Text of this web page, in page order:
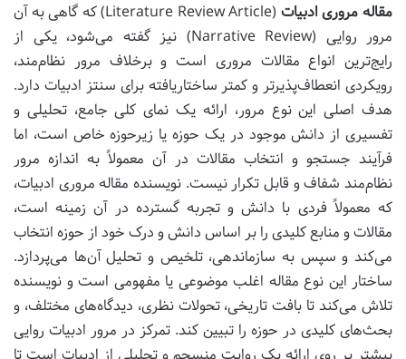
مقاله مروری ادبیات
(Literature Review Article) که گاهی به آن
مرور روایی (Narrative Review) نیز گفته می‌شود، یکی از
رایج‌ترین انواع مقالات مروری است و برخلاف مرور نظام‌مند،
رویکردی انعطاف‌پذیرتر و کمتر ساختاریافته برای سنتز ادبیات دارد.
هدف اصلی این نوع مرور، ارائه یک نمای کلی جامع، تحلیلی و
تفسیری از دانش موجود در یک حوزه یا زیرحوزه خاص است، اما
فرآیند جستجو و انتخاب مقالات در آن معمولاً به اندازه مرور
نظام‌مند شفاف و قابل تکرار نیست. نویسنده مقاله مروری ادبیات،
که معمولاً فردی با دانش و تجربه گسترده در آن زمینه است،
مقالات و منابع کلیدی را بر اساس دانش و درک خود از حوزه انتخاب
می‌کند و سپس به سازماندهی، تلخیص و تحلیل آن‌ها می‌پردازد.
ساختار این نوع مقاله اغلب موضوعی یا مفهومی است و نویسنده
تلاش می‌کند تا بافت تاریخی، تحولات نظری، دیدگاه‌های مختلف، و
بحث‌های کلیدی در حوزه را تبیین کند. تمرکز در مرور ادبیات روایی